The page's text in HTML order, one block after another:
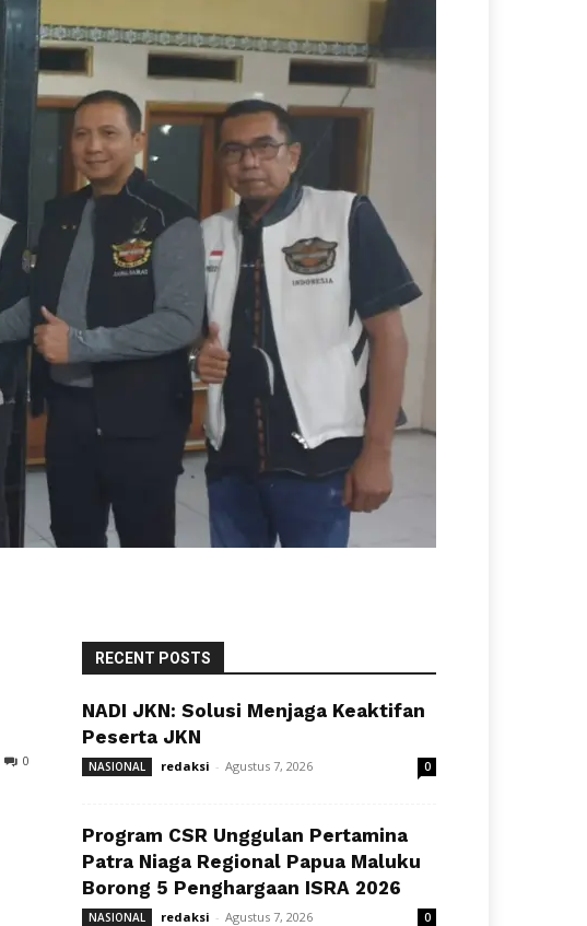
0
RECENT POSTS
NADI JKN: Solusi Menjaga Keaktifan
Peserta JKN
NASIONAL redaksi - Agustus 7, 2026 0
Program CSR Unggulan Pertamina
Patra Niaga Regional Papua Maluku
Borong 5 Penghargaan ISRA 2026
NASIONAL redaksi - Agustus 7, 2026 0